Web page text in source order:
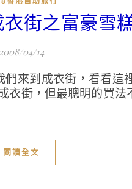
街之富豪雪
2008/04/14
來到成衣街，看看這
街，但最聰明的買
閱讀全文